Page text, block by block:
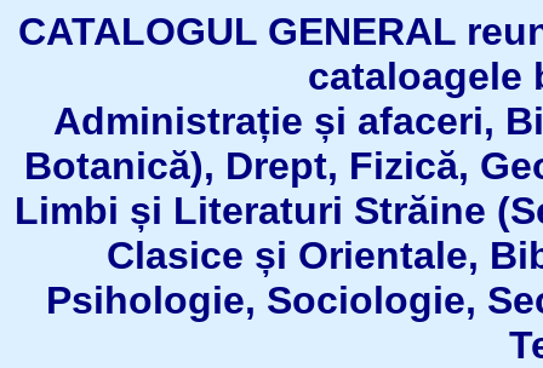
CATALOGUL GENERAL
Administrație și afaceri,
Botanică), Drept, Fizică,
Limbi și Literaturi Străine
Clasice și Orientale,
Psihologie, Sociologie,